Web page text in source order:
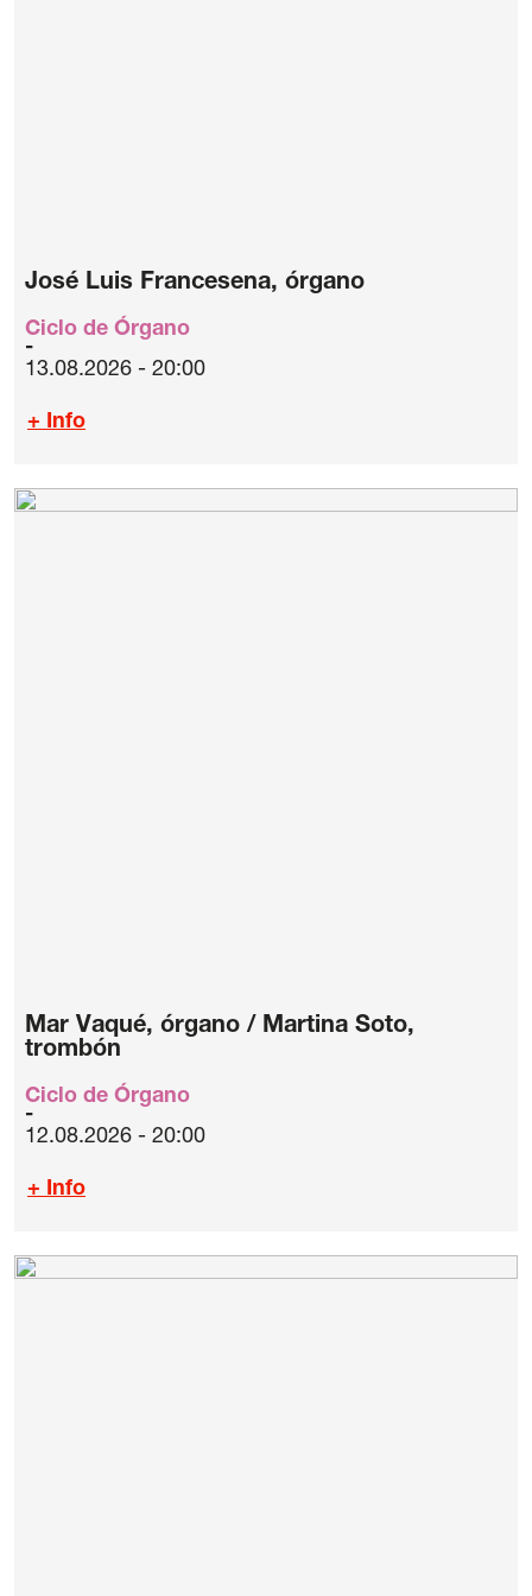
José Luis Francesena, órgano
Ciclo de Órgano
13.08.2026 - 20:00
+ Info
Mar Vaqué, órgano / Martina Soto,
trombón
Ciclo de Órgano
12.08.2026 - 20:00
+ Info